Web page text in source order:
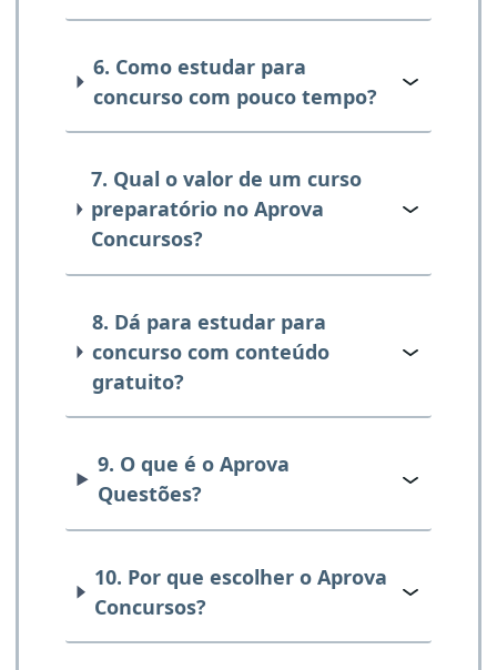
6. Como estudar para
concurso com pouco tempo?
7. Qual o valor de um curso
preparatório no Aprova
Concursos?
8. Dá para estudar para
concurso com conteúdo
gratuito?
9. O que é o Aprova
Questões?
10. Por que escolher o Aprova
Concursos?